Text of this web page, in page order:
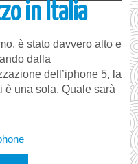
in Italia
è stato davvero alto e
dalla
dell’iphone 5, la
è una sola. Quale sarà